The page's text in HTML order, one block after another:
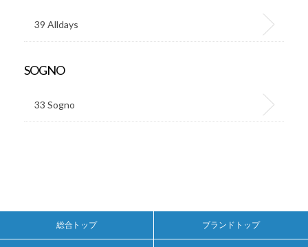
39 Alldays
SOGNO
33 Sogno
総合トップ ブランドトップ